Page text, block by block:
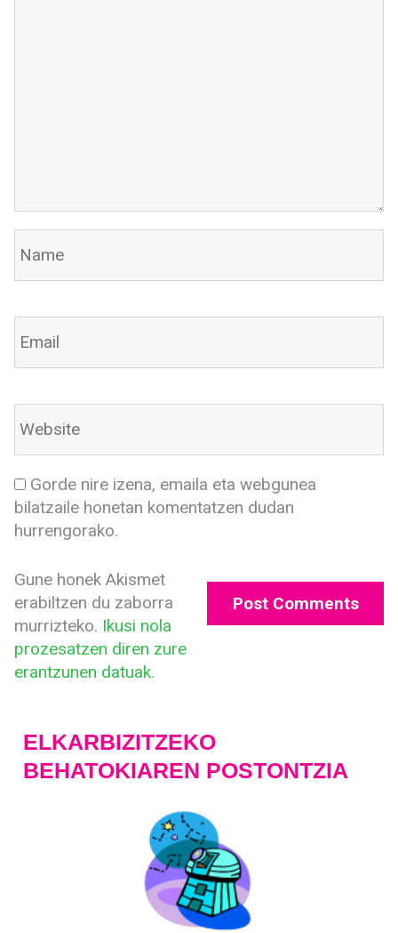
Gorde nire izena, emaila eta webgunea
bilatzaile honetan komentatzen dudan
hurrengorako.
Gune honek Akismet
erabiltzen du zaborra
murrizteko. Ikusi nola
prozesatzen diren zure
erantzunen datuak.
ELKARBIZITZEKO
BEHATOKIAREN POSTONTZIA